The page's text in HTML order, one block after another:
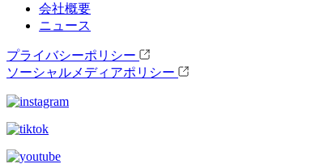
会社概要
ニュース
プライバシーポリシー
ソーシャルメディアポリシー